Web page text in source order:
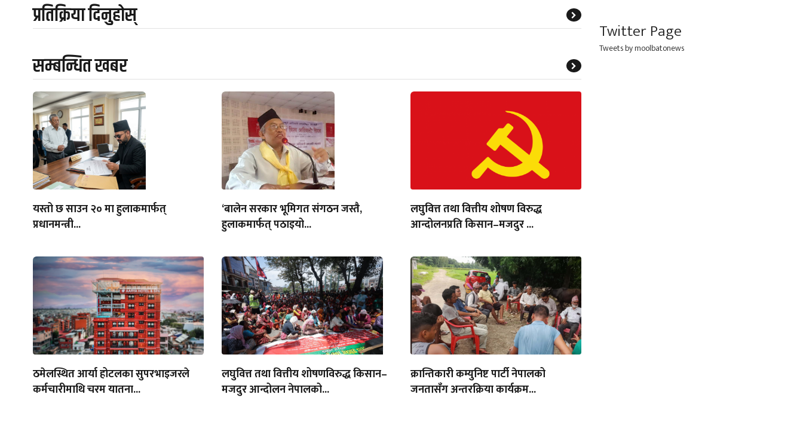
प्रतिक्रिया दिनुहोस्
सम्बन्धित खबर
यस्तो छ साउन २० मा हुलाकमार्फत्
प्रधानमन्त्री...
‘बालेन सरकार भूमिगत संगठन जस्तै,
हुलाकमार्फत् पठाइयो...
लघुवित्त तथा वित्तीय शोषण विरुद्ध
आन्दोलनप्रति किसान–मजदुर ...
ठमेलस्थित आर्या होटलका सुपरभाइजरले
कर्मचारीमाथि चरम यातना...
लघुवित्त तथा वित्तीय शोषणविरुद्ध किसान–
मजदुर आन्दोलन नेपालको...
क्रान्तिकारी कम्युनिष्ट पार्टी नेपालको
जनतासँग अन्तरक्रिया कार्यक्रम...
Twitter Page
Tweets by moolbatonews